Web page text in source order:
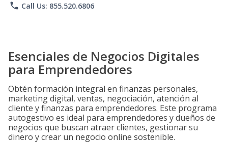
phone Call Us: 855.520.6806
Esenciales de Negocios Digitales
para Emprendedores
Obtén formación integral en finanzas personales,
marketing digital, ventas, negociación, atención al
cliente y finanzas para emprendedores. Este programa
autogestivo es ideal para emprendedores y dueños de
negocios que buscan atraer clientes, gestionar su
dinero y crear un negocio online sostenible.